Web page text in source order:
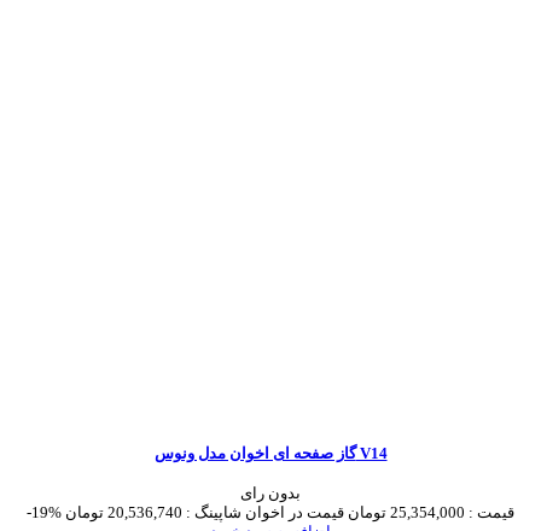
گاز صفحه ای اخوان مدل ونوس V14
بدون رای
-19%
قیمت : 25,354,000 تومان قیمت در اخوان شاپینگ : 20,536,740 تومان